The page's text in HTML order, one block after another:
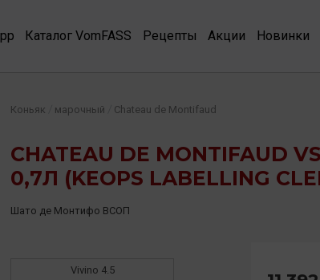
Каталог VomFASS Рецепты Акции Новинки
CHATEAU DE MONTIFAUD
0,7Л (KEOPS LABELLING
Коньяк марочный Chateau de Montifaud
Шато де Монтифо ВСОП
Vivino 4.5